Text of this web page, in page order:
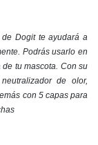
Dogit te ayudará a
Podrás usarlo en
tu mascota. Con su
de olor,
con 5 capas para